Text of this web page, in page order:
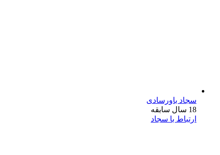
سجاد باورسادی
18 سال سابقه
ارتباط با سجاد